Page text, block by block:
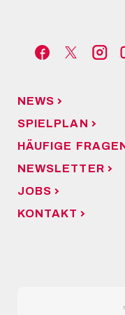
NEWS
SPIELPLAN
HÄUFIGE
NEWSLETTER
JOBS
KONTAKT